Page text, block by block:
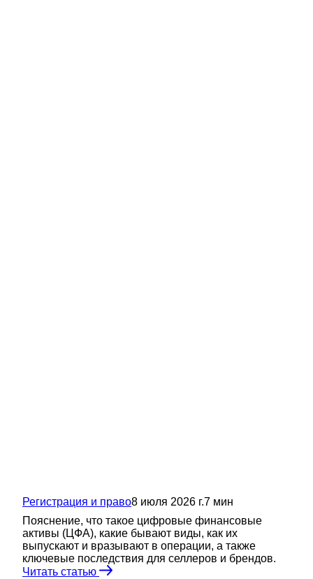
Регистрация и право8 июля 2026 г.7 мин
Пояснение, что такое цифровые финансовые
активы (ЦФА), какие бывают виды, как их
выпускают и вразывают в операции, а также
ключевые последствия для селлеров и брендов.
Читать статью